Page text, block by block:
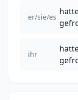
er/sie/es
ihr